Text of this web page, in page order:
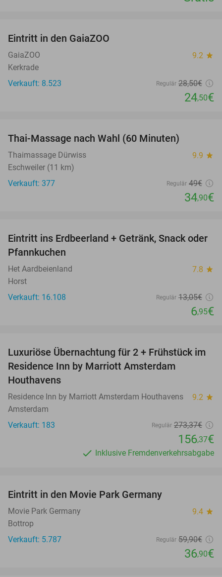
Eintritt in den GaiaZOO
GaiaZOO 9.2 star
Kerkrade
Verkauft: 8.523
Regulär 28,50€
24,50€
Thai-Massage nach Wahl (60 Minuten)
Thaimassage Dürwiss 9.9 star
Eschweiler (11 km)
Verkauft: 377
Regulär 49€
34,90€
47%
Eintritt ins Erdbeerland + Getränk, Snack oder
Pfannkuchen
Het Aardbeienland 7.8 star
Horst
Verkauft: 16.108
Regulär 13,05€
6,95€
43%
Luxuriöse Übernachtung für 2 + Frühstück im
Residence Inn by Marriott Amsterdam
Houthavens
Residence Inn by Marriott Amsterdam Houthavens 9.2 star
Amsterdam
Verkauft: 183
Regulär 273,37€
156,37€
Inklusive Fremdenverkehrsabgabe
Eintritt in den Movie Park Germany
Movie Park Germany 9.4 star
Bottrop
Verkauft: 5.787
Regulär 59,90€
36,90€